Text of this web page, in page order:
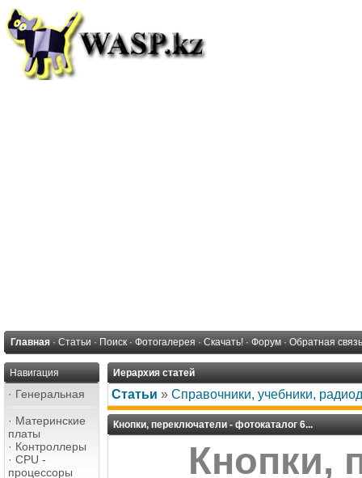
Главная · Статьи · Поиск · Фотогалерея · Скачать! · Форум · Обратная связь
Навигация
· Генеральная
· Материнские
платы
· Контроллеры
· CPU -
процессоры
Иерархия статей
Статьи » Справочники, учебники,
Кнопки, переключатели - фотокаталог 6...
Кнопки,